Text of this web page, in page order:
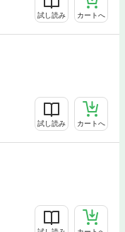
試し読み カートへ
試し読み カートへ